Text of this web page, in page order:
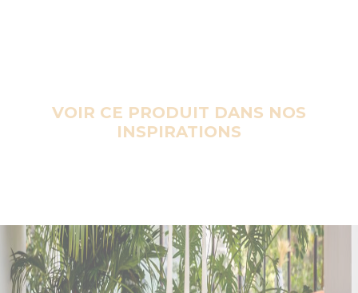
VOIR CE PRODUIT DANS NOS
INSPIRATIONS